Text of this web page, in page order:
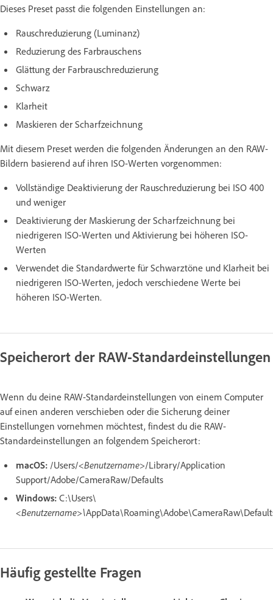
Dieses Preset passt die folgenden Einstellungen an:
Rauschreduzierung (Luminanz)
Reduzierung des Farbrauschens
Glättung der Farbrauschreduzierung
Schwarz
Klarheit
Maskieren der Scharfzeichnung
Mit diesem Preset werden die folgenden Änderungen an den RAW-
Bildern basierend auf ihren ISO-Werten vorgenommen:
Vollständige Deaktivierung der Rauschreduzierung bei ISO 400
und weniger
Deaktivierung der Maskierung der Scharfzeichnung bei
niedrigeren ISO-Werten und Aktivierung bei höheren ISO-
Werten
Verwendet die Standardwerte für Schwarztöne und Klarheit bei
niedrigeren ISO-Werten, jedoch verschiedene Werte bei
höheren ISO-Werten.
Speicherort der RAW-Standardeinstellungen
Wenn du deine RAW-Standardeinstellungen von einem Computer
auf einen anderen verschieben oder die Sicherung deiner
Einstellungen vornehmen möchtest, findest du die RAW-
Standardeinstellungen an folgendem Speicherort:
macOS: /Users/<Benutzername>/Library/Application
Support/Adobe/CameraRaw/Defaults
Windows: C:\Users\
<Benutzername>\
Häufig gestellte Fragen